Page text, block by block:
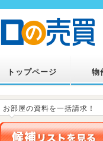
トップページ 物
お部屋の資料を一括請求！